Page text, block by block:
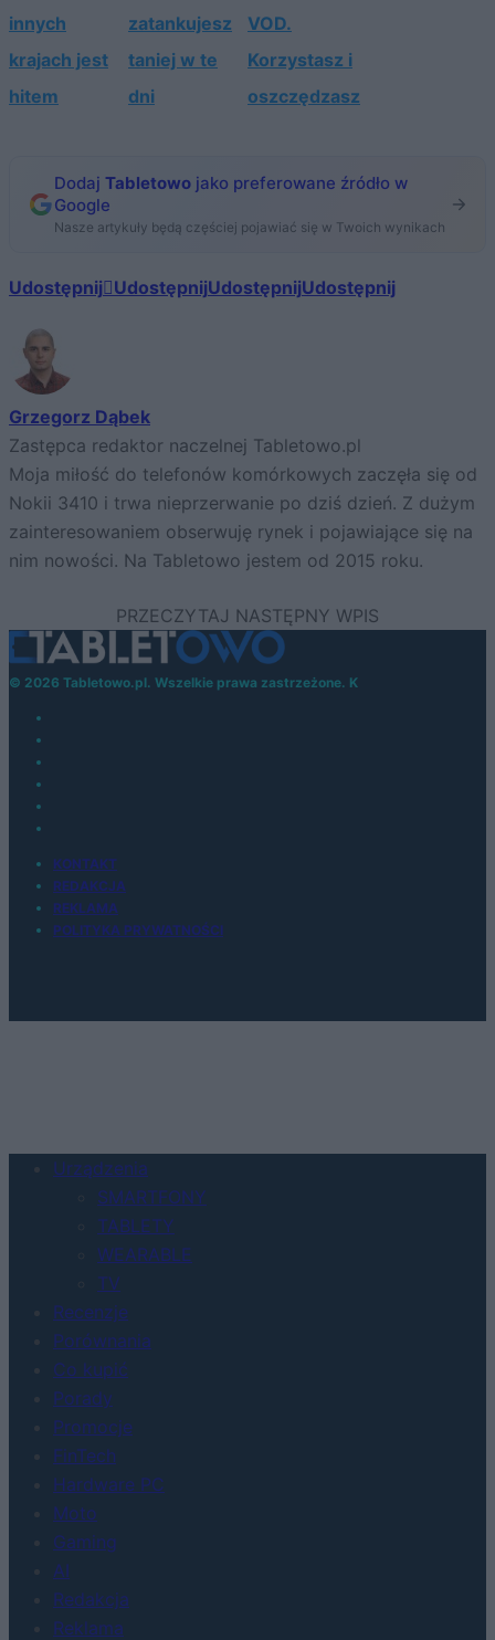
innych
krajach jest
hitem
zatankujesz
taniej w te
dni
VOD.
Korzystasz i
oszczędzasz
Dodaj Tabletowo jako preferowane źródło w
Google
Nasze artykuły będą częściej pojawiać się w Twoich wynikach
Udostępnij UdostępnijUdostępnijUdostępnij
Grzegorz Dąbek
Zastępca redaktor naczelnej Tabletowo.pl
Moja miłość do telefonów komórkowych zaczęła się od
Nokii 3410 i trwa nieprzerwanie po dziś dzień. Z dużym
zainteresowaniem obserwuję rynek i pojawiające się na
nim nowości. Na Tabletowo jestem od 2015 roku.
© 2026 Tabletowo.pl. Wszelkie prawa zastrzeżone. K
KONTAKT
REDAKCJA
REKLAMA
POLITYKA PRYWATNOŚCI
Urządzenia
SMARTFONY
TABLETY
WEARABLE
TV
Recenzje
Porównania
Co kupić
Porady
Promocje
FinTech
Hardware PC
Moto
Gaming
AI
Redakcja
Reklama